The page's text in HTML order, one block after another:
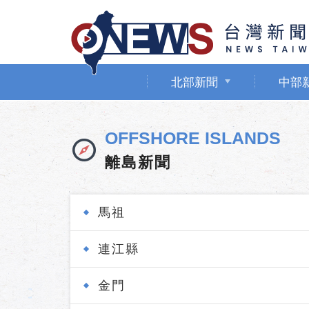
北部新聞 中部
OFFSHORE ISLANDS
離島新聞
馬祖
連江縣
金門